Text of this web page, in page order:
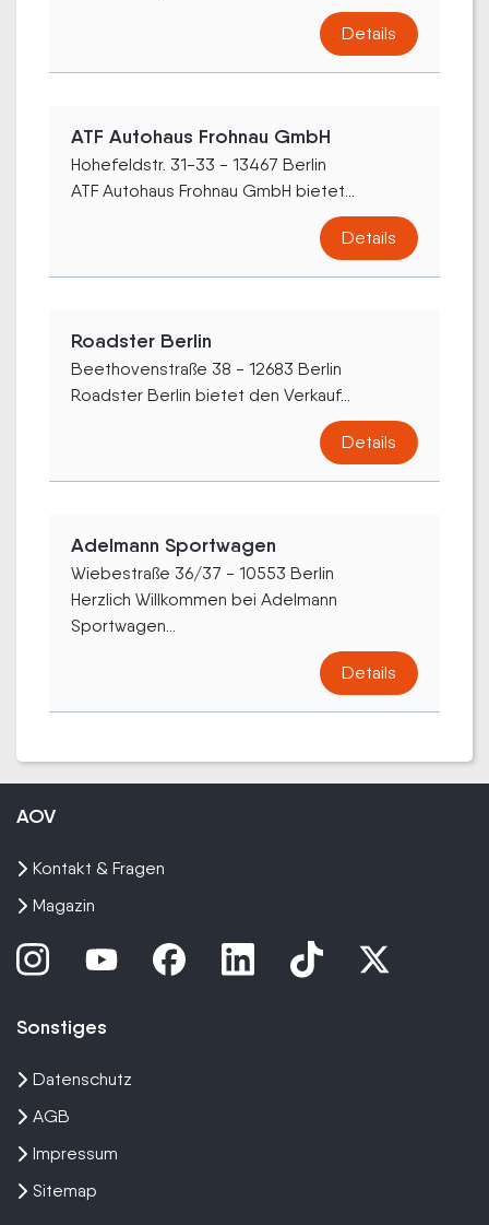
Details
ATF Autohaus Frohnau GmbH
Hohefeldstr. 31-33 - 13467 Berlin
ATF Autohaus Frohnau GmbH bietet...
Details
Roadster Berlin
Beethovenstraße 38 - 12683 Berlin
Roadster Berlin bietet den Verkauf...
Details
Adelmann Sportwagen
Wiebestraße 36/37 - 10553 Berlin
Herzlich Willkommen bei Adelmann
Sportwagen...
Details
AOV
Kontakt & Fragen
Magazin
Sonstiges
Datenschutz
AGB
Impressum
Sitemap